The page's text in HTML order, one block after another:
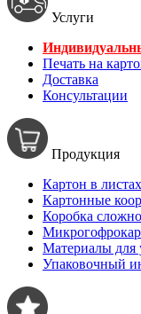
Услуги
Печать на
Доставка
Консультации
Продукция
Картон в листах
Картонные
Коробка
Материалы для
Упаковочный